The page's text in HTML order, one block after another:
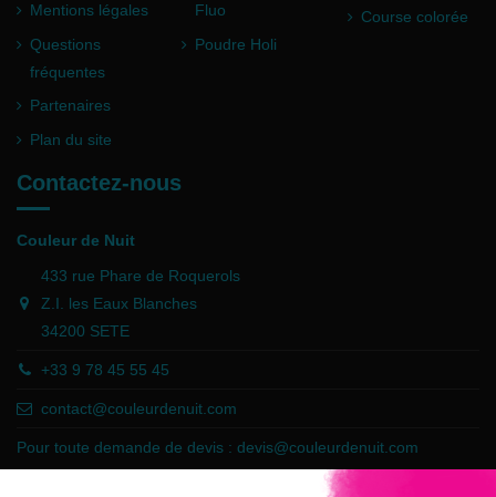
Mentions légales
Questions
fréquentes
Partenaires
Plan du site
Fluo
Poudre Holi
Course colorée
Contactez-nous
Couleur de Nuit
433 rue Phare de Roquerols
Z.I. les Eaux Blanches
34200 SETE
+33 9 78 45 55 45
contact@couleurdenuit.com
Pour toute demande de devis : devis@couleurdenuit.com